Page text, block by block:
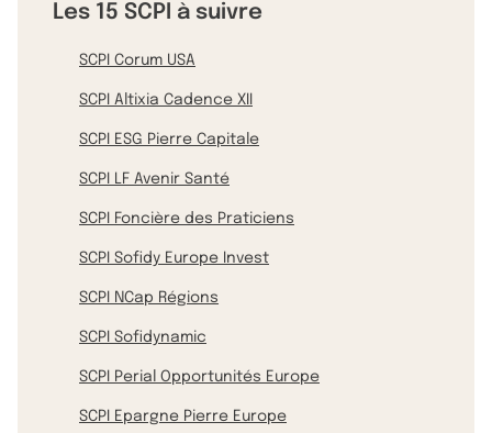
Les 15 SCPI à suivre
SCPI Corum USA
SCPI Altixia Cadence XII
SCPI ESG Pierre Capitale
SCPI LF Avenir Santé
SCPI Foncière des Praticiens
SCPI Sofidy Europe Invest
SCPI NCap Régions
SCPI Sofidynamic
SCPI Perial Opportunités Europe
SCPI Epargne Pierre Europe